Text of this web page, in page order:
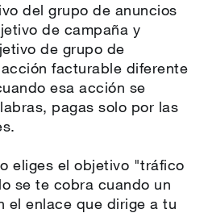
del grupo de anuncios
de campaña y
de grupo de
facturable diferente
esa acción se
pagas solo por las
eliges el objetivo "tráfico
se te cobra cuando un
el enlace que dirige a tu